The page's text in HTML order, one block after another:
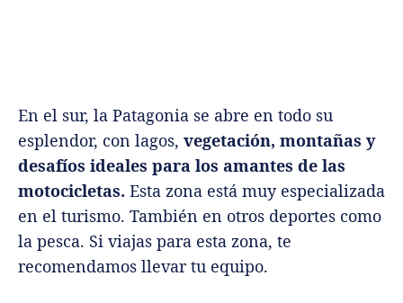
En el sur, la Patagonia se abre en todo su
esplendor, con lagos, vegetación, montañas y
desafíos ideales para los amantes de las
motocicletas. Esta zona está muy especializada
en el turismo. También en otros deportes como
la pesca. Si viajas para esta zona, te
recomendamos llevar tu equipo.